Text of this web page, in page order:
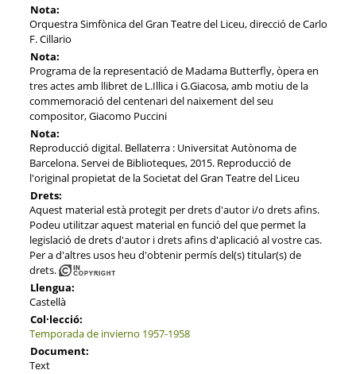
Nota:
Orquestra Simfònica del Gran Teatre del Liceu, direcció de Carlo
F. Cillario
Nota:
Programa de la representació de Madama Butterfly, òpera en
tres actes amb llibret de L.Illica i G.Giacosa, amb motiu de la
commemoració del centenari del naixement del seu
compositor, Giacomo Puccini
Nota:
Reproducció digital. Bellaterra : Universitat Autònoma de
Barcelona. Servei de Biblioteques, 2015. Reproducció de
l'original propietat de la Societat del Gran Teatre del Liceu
Drets:
Aquest material està protegit per drets d'autor i/o drets afins.
Podeu utilitzar aquest material en funció del que permet la
legislació de drets d'autor i drets afins d'aplicació al vostre cas.
Per a d'altres usos heu d'obtenir permís del(s) titular(s) de
drets.
Llengua:
Castellà
Col·lecció:
Temporada de invierno 1957-1958
Document:
Text